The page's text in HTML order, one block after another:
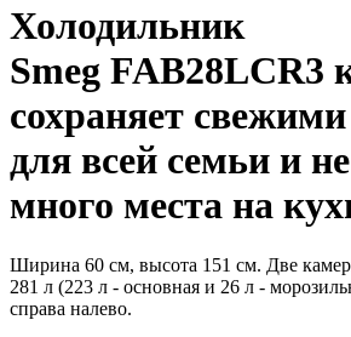
Холодильник
Smeg FAB28LCR3
сохраняет
для всей семьи и
много места на
Ширина 60 см, высота 151 см. Две
281 л (223 л - основная и 26 л -
справа налево.